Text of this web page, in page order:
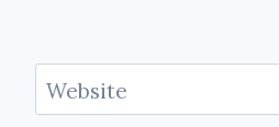
Website